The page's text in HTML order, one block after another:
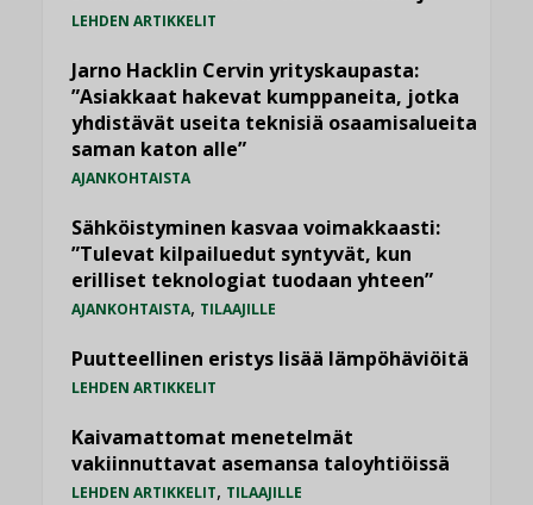
LEHDEN ARTIKKELIT
Jarno Hacklin Cervin yrityskaupasta:
”Asiakkaat hakevat kumppaneita, jotka
yhdistävät useita teknisiä osaamisalueita
saman katon alle”
AJANKOHTAISTA
Sähköistyminen kasvaa voimakkaasti:
”Tulevat kilpailuedut syntyvät, kun
erilliset teknologiat tuodaan yhteen”
AJANKOHTAISTA, TILAAJILLE
Puutteellinen eristys lisää lämpöhäviöitä
LEHDEN ARTIKKELIT
Kaivamattomat menetelmät
vakiinnuttavat asemansa taloyhtiöissä
LEHDEN ARTIKKELIT, TILAAJILLE